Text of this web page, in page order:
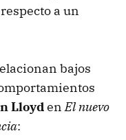
a un
bajos
LloydenEl nuevo
: